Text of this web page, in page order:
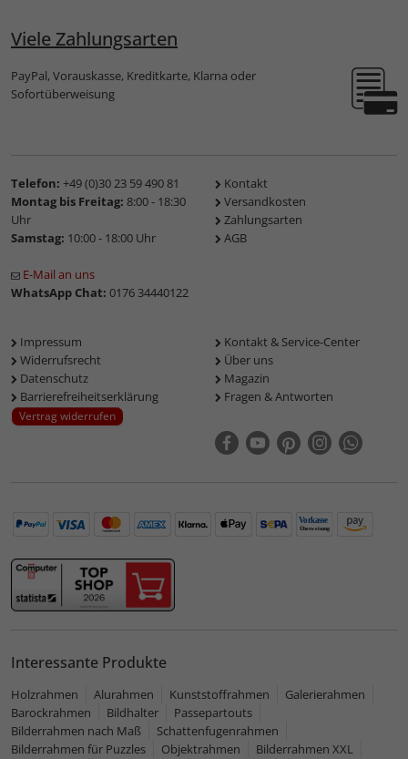
Viele Zahlungsarten
PayPal, Vorauskasse, Kreditkarte, Klarna oder
Sofortüberweisung
Telefon: +49 (0)30 23 59 490 81
Montag bis Freitag: 8:00 - 18:30
Uhr
Samstag: 10:00 - 18:00 Uhr
E-Mail an uns
WhatsApp Chat: 0176 34440122
Kontakt
Versandkosten
Zahlungsarten
AGB
Impressum
Widerrufsrecht
Datenschutz
Barrierefreiheitserklärung
Vertrag widerrufen
Kontakt & Service-Center
Über uns
Magazin
Fragen & Antworten
Interessante Produkte
Holzrahmen Alurahmen Kunststoffrahmen
Galerierahmen
Barockrahmen
Bildhalter
Passepartouts
Bilderrahmen nach Maß
Schattenfugenrahmen
Bilderrahmen für Puzzles
Objektrahmen Bilderrahmen XXL